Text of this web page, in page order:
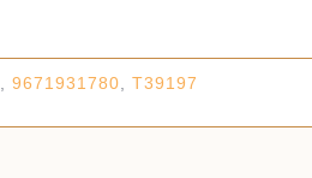
, 9671931780, T39197